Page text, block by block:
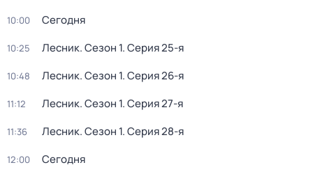
10:00 Сегодня
10:25 Лесник. Сезон 1. Серия 25-я
10:48 Лесник. Сезон 1. Серия 26-я
11:12 Лесник. Сезон 1. Серия 27-я
11:36 Лесник. Сезон 1. Серия 28-я
12:00 Сегодня